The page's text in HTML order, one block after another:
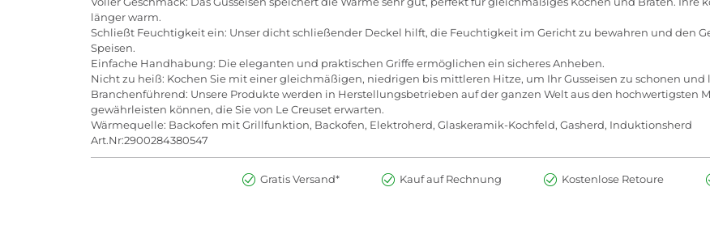
länger warm.
Schließt Feuchtigkeit ein: Unser dicht schließender Deckel hilft, die Feuchtigkeit im Gericht zu bewahren und den
Speisen.
Einfache Handhabung: Die eleganten und praktischen Griffe ermöglichen ein sicheres Anheben.
Nicht zu heiß: Kochen Sie mit einer gleichmäßigen, niedrigen bis mittleren Hitze, um Ihr Gusseisen zu schonen und
Branchenführend: Unsere Produkte werden in Herstellungsbetrieben auf der ganzen Welt aus den hochwertigsten
gewährleisten können, die Sie von Le Creuset erwarten.
Wärmequelle: Backofen mit Grillfunktion, Backofen, Elektroherd, Glaskeramik-Kochfeld, Gasherd, Induktionsherd
Art.Nr:2900284380547
Gratis Versand* Kauf auf Rechnung Kostenlose Retoure